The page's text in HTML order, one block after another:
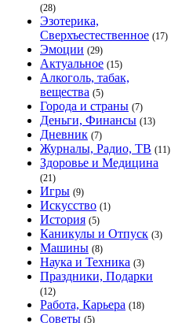
(28)
Эзотерика,
Сверхъестественное (17)
Эмоции (29)
Актуальное (15)
Алкоголь, табак,
вещества (5)
Города и страны (7)
Деньги, Финансы (13)
Дневник (7)
Журналы, Радио, ТВ (11)
Здоровье и Медицина
(21)
Игры (9)
Искусство (1)
История (5)
Каникулы и Отпуск (3)
Машины (8)
Наука и Техника (3)
Праздники, Подарки
(12)
Работа, Карьера (18)
Советы (5)